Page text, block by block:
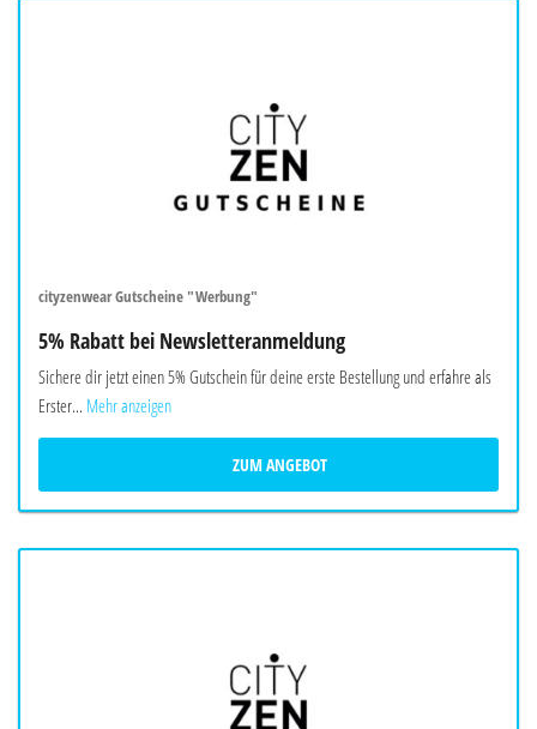
cityzenwear Gutscheine "Werbung"
5% Rabatt bei Newsletteranmeldung
Sichere dir jetzt einen 5% Gutschein für deine erste Bestellung und erfahre als
Erster... Mehr anzeigen
ZUM ANGEBOT